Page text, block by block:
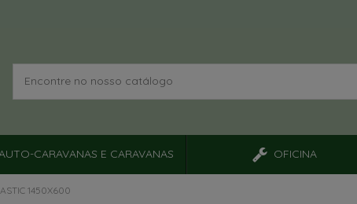
AUTO-CARAVANAS E CARAVANAS OFICINA
1450X600